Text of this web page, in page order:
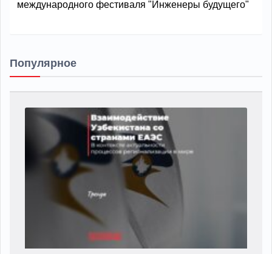
международного фестиваля "Инженеры будущего"
Популярное